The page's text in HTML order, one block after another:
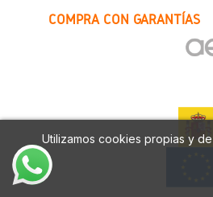
Utilizamos cookies propias y
COMPRA CON GARANTÍAS